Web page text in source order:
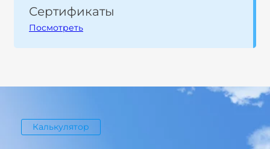
Сертификаты
Посмотреть
Калькулятор